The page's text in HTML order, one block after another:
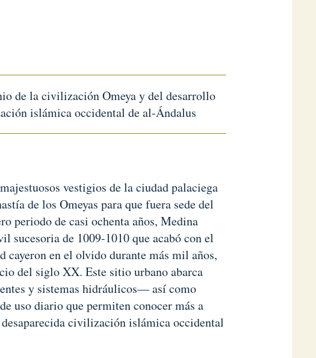
de la civilización Omeya y del desarrollo
islámica occidental de al-Ándalus
vestigios de la ciudad palaciega
de los Omeyas para que fuera sede del
periodo de casi ochenta años, Medina
sucesoria de 1009-1010 que acabó con el
cayeron en el olvido durante más mil años,
del siglo XX. Este sitio urbano abarca
y sistemas hidráulicos— así como
uso diario que permiten conocer más a
civilización islámica occidental